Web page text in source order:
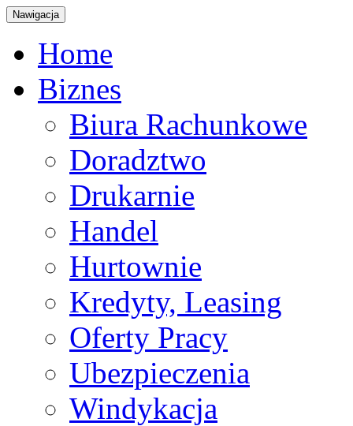
Nawigacja
Home
Biznes
Biura Rachunkowe
Doradztwo
Drukarnie
Handel
Hurtownie
Kredyty, Leasing
Oferty Pracy
Ubezpieczenia
Windykacja